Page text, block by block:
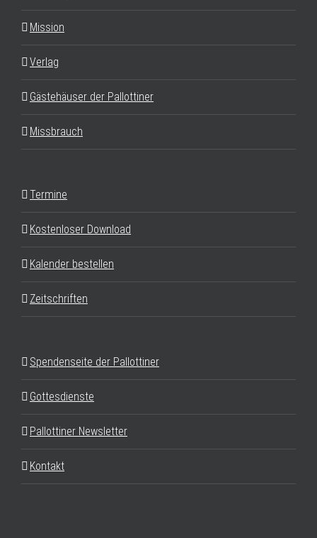
Mission
Verlag
Gästehäuser der Pallottiner
Missbrauch
Termine
Kostenloser Download
Kalender bestellen
Zeitschriften
Spendenseite der Pallottiner
Gottesdienste
Pallottiner Newsletter
Kontakt